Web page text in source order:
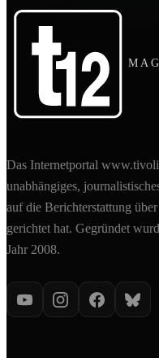
Das Internetportal
unabhängiges,
auf die Berichterstattung
gerichtet hat. Gegründet
Jahr 2008.